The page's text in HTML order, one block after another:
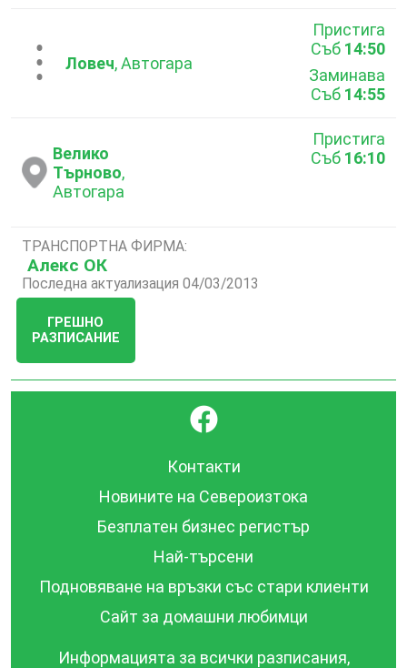
...Ловеч, Автогара
Пристига
Съб 14:50
Заминава
Съб 14:55
Велико
Търново,
Автогара
Пристига
Съб 16:10
ТРАНСПОРТНА ФИРМА:
Алекс ОК
Последна актуализация 04/03/2013
ГРЕШНО
РАЗПИСАНИЕ
}
Контакти
Новините на Североизтока
Безплатен бизнес регистър
Най-търсени
Подновяване на връзки със стари клиенти
Сайт за домашни любимци
Информацията за всички разписания,